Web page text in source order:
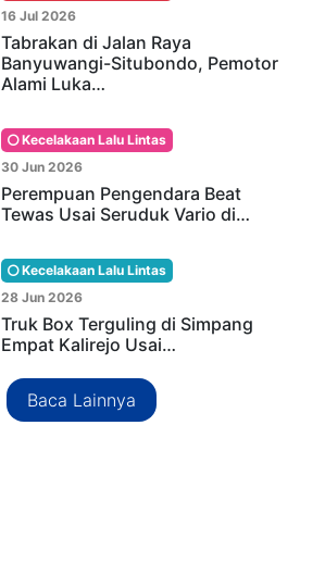
16 Jul 2026
Tabrakan di Jalan Raya
Banyuwangi-Situbondo, Pemotor
Alami Luka…
Kecelakaan Lalu Lintas
30 Jun 2026
Perempuan Pengendara Beat
Tewas Usai Seruduk Vario di…
Kecelakaan Lalu Lintas
28 Jun 2026
Truk Box Terguling di Simpang
Empat Kalirejo Usai…
Baca Lainnya